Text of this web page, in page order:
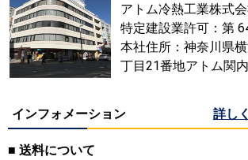
アトム冷熱工業株式
特定建設業許可：第
本社住所：神奈川県
丁目21番地アトム関
インフォメーション 詳し
■ 送料について